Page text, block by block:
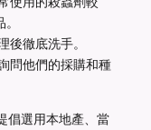
後徹底洗手。
問他們的採購和種
倡選用本地產、當